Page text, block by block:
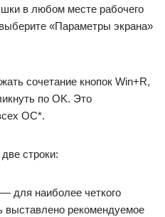
в любом месте рабочего
«Параметры экрана»
сочетание кнопок Win+R,
по OK. Это
ОС*.
строки:
для наиболее четкого
выставлено рекомендуемое